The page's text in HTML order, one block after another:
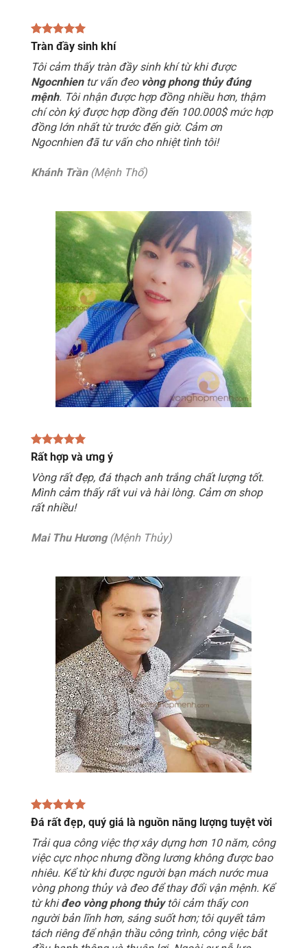
Tràn đầy sinh khí
Tôi cảm thấy tràn đầy sinh khí từ khi được
Ngocnhientư vấn đeo vòng phong thủy đúng
mệnh. Tôi nhận được hợp đồng nhiều hơn, thậm
chí còn ký được hợp đồng đến 100.000$ mức hợp
đồng lớn nhất từ trước đến giờ. Cảm ơn
Ngocnhien đã tư vấn cho nhiệt tình tôi!
Khánh Trần(Mệnh Thổ)
Rất hợp và ưng ý
Vòng rất đẹp, đá thạch anh trắng chất lượng tốt.
Mình cảm thấy rất vui và hài lòng. Cảm ơn shop
rất nhiều!
Mai Thu Hương(Mệnh Thủy)
Đá rất đẹp, quý giá là nguồn năng lượng tuyệt vời
Trải qua công việc thợ xây dựng hơn 10 năm, công
việc cực nhọc nhưng đồng lương không được bao
nhiêu. Kể từ khi được người bạn mách nước mua
vòng phong thủy và đeo để thay đổi vận mệnh. Kể
từ khiđeo vòng phong thủytôi cảm thấy con
người bản lĩnh hơn, sáng suốt hơn; tôi quyết tâm
tách riêng để nhận thầu công trình, công việc bắt